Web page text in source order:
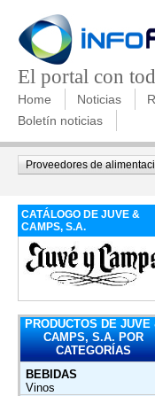
El portal con
Home Noticias
Boletín noticias
Proveedores de
CATÁLOGO DE JUVE &
CAMPS, S.A.
PRODUCTOS DE JUVE
CAMPS, S.A. POR
CATEGORÍAS
BEBIDAS
Vinos